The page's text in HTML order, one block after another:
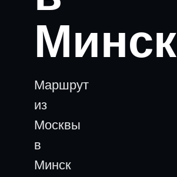
Минск
Маршрут
из
Москвы
в
Минск